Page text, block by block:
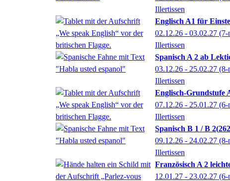
Illertissen
Englisch A1 für
02.12.26 - 03.02.27 (7-
Illertissen
Spanisch A 2 ab
03.12.26 - 25.02.27 (8-
Illertissen
Englisch-Grundstufe
07.12.26 - 25.01.27 (6-
Illertissen
Spanisch B 1 / B 2
09.12.26 - 24.02.27 (8-
Illertissen
Französisch A 2
12.01.27 - 23.02.27 (6-